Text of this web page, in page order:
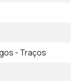
- Traços